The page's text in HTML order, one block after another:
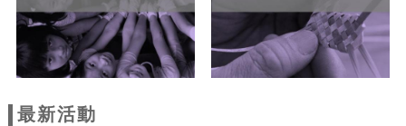
最新活動